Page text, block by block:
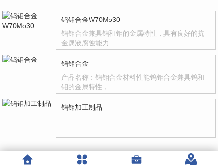
钨钼合金W70Mo30
钨钼合金兼具钨和钼的金属特性，具有良好的抗
金属液腐蚀能力…
钨钼合金
产品名称：钨钼合金材料性能钨钼合金兼具钨和
钼的金属特性，…
钨钼加工制品